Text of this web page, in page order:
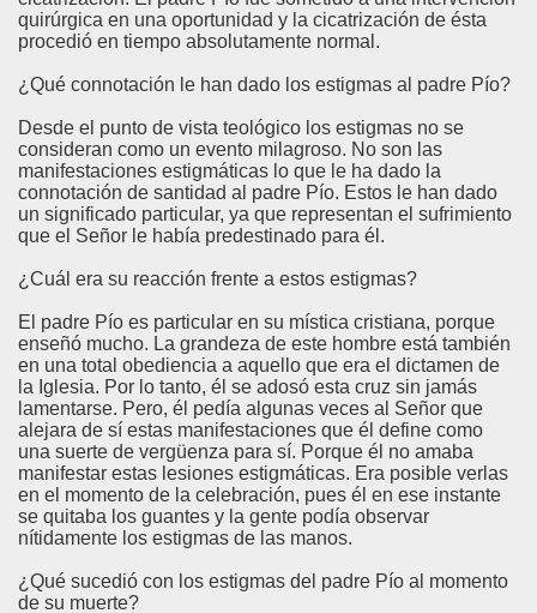
quirúrgica en una oportunidad y la cicatrización de ésta
procedió en tiempo absolutamente normal.
¿Qué connotación le han dado los estigmas al padre Pío?
Desde el punto de vista teológico los estigmas no se
consideran como un evento milagroso. No son las
manifestaciones estigmáticas lo que le ha dado la
connotación de santidad al padre Pío. Estos le han dado
un significado particular, ya que representan el sufrimiento
que el Señor le había predestinado para él.
¿Cuál era su reacción frente a estos estigmas?
El padre Pío es particular en su mística cristiana, porque
enseñó mucho. La grandeza de este hombre está también
en una total obediencia a aquello que era el dictamen de
la Iglesia. Por lo tanto, él se adosó esta cruz sin jamás
lamentarse. Pero, él pedía algunas veces al Señor que
alejara de sí estas manifestaciones que él define como
una suerte de vergüenza para sí. Porque él no amaba
manifestar estas lesiones estigmáticas. Era posible verlas
en el momento de la celebración, pues él en ese instante
se quitaba los guantes y la gente podía observar
nítidamente los estigmas de las manos.
¿Qué sucedió con los estigmas del padre Pío al momento
de su muerte?